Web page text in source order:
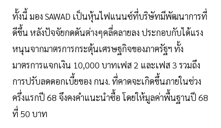
ทั้งนี้ มอง SAWAD เป็นหุ้นไฟแนนซ์ที่บริษัทมีพัฒนาการที่
ดีขึ้น หลังปัจจัยกดดันต่างๆคลี่คลายลง ประกอบกับได้แรง
หนุนจากมาตรการกระตุ้นเศรษฐกิจของภาครัฐฯ ทั้ง
มาตรการแจกเงิน 10,000 บาทเฟส 2 และเฟส 3 รวมถึง
การปรับลดดอกเบี้ยของ กนง. ที่คาดจะเกิดขึ้นภายในช่วง
ครึ่งแรกปี 68 จึงคงคำแนะนำซื้อ โดยให้มูลค่าพื้นฐานปี 68
ที่ 50 บาท